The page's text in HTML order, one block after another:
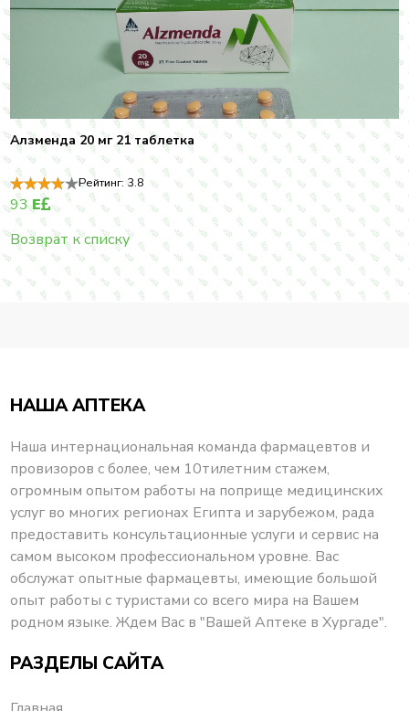
Алзменда 20 мг 21 таблетка
Рейтинг:3.8
93E
Возврат к списку
НАША АПТЕКА
Наша интернациональная команда фармацевтов и
провизоров с более, чем 10тилетним стажем,
огромным опытом работы на поприще медицинских
услуг во многих регионах Египта и зарубежом, рада
предоставить консультационные услуги и сервис на
самом высоком профессиональном уровне. Вас
обслужат опытные фармацевты, имеющие большой
опыт работы с туристами со всего мира на Вашем
родном языке. Ждем Вас в "Вашей Аптеке в Хургаде".
РАЗДЕЛЫ САЙТА